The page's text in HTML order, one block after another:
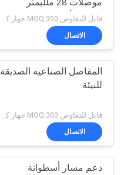
موصلات 28 ملليمتر
المغلفة أنابيب
قابل للتفاوض MOQ:300 جهاز كمبيوتر شخصى
الاتصال
المفاصل الصناعية الصديقة
للبيئة
قابل للتفاوض MOQ:300 جهاز كمبيوتر شخصى
الاتصال
دعم مسار أسطوانة